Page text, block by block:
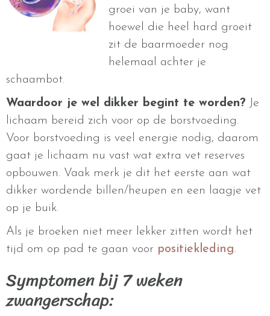
groei van je baby, want
hoewel die heel hard groeit
zit de baarmoeder nog
helemaal achter je
schaambot.
Waardoor je wel dikker begint te worden? Je
lichaam bereid zich voor op de borstvoeding.
Voor borstvoeding is veel energie nodig, daarom
gaat je lichaam nu vast wat extra vet reserves
opbouwen. Vaak merk je dit het eerste aan wat
dikker wordende billen/heupen en een laagje vet
op je buik.
Als je broeken niet meer lekker zitten wordt het
tijd om op pad te gaan voor positiekleding.
Symptomen bij 7 weken
zwangerschap: